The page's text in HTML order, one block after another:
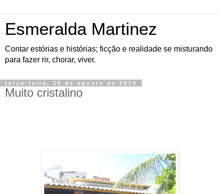
Esmeralda Martinez
Contar estórias e histórias; ficção e realidade se misturando
para fazer rir, chorar, viver.
terça-feira, 20 de agosto de 2019
Muito cristalino